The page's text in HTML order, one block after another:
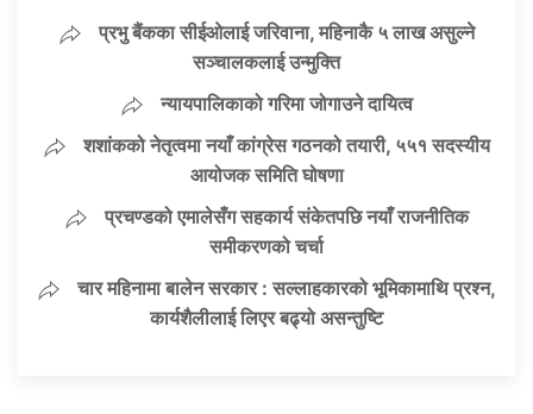
प्रभु बैंकका सीईओलाई जरिवाना, महिनाकै ५ लाख असुल्ने
सञ्चालकलाई उन्मुक्ति
न्यायपालिकाको गरिमा जोगाउने दायित्व
शशांकको नेतृत्वमा नयाँ कांग्रेस गठनको तयारी, ५५१ सदस्यीय
आयोजक समिति घोषणा
प्रचण्डको एमालेसँग सहकार्य संकेतपछि नयाँ राजनीतिक
समीकरणको चर्चा
चार महिनामा बालेन सरकार : सल्लाहकारको भूमिकामाथि प्रश्न,
कार्यशैलीलाई लिएर बढ्यो असन्तुष्टि